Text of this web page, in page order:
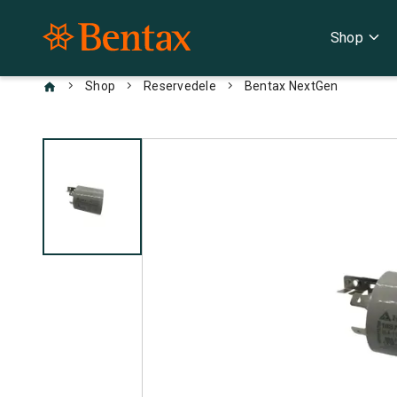
Shop expand_more
chevron_right Shop chevron_right Reservedele chevron_right Bentax NextGen